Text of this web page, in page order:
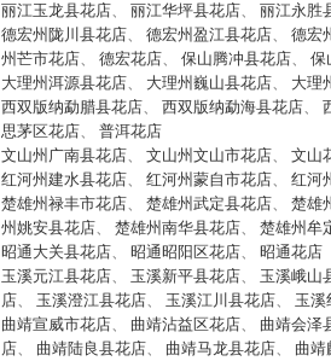
丽江玉龙县花店、 丽江华坪县花店、 丽江永胜
德宏州陇川县花店、 德宏州盈江县花店、 德宏
州芒市花店、 德宏花店、 保山腾冲县花店、 保
大理州洱源县花店、 大理州巍山县花店、 大理
西双版纳勐腊县花店、 西双版纳勐海县花店、
思茅区花店、 普洱花店
文山州广南县花店、 文山州文山市花店、 文山
红河州建水县花店、 红河州蒙自市花店、 红河
楚雄州禄丰市花店、 楚雄州武定县花店、 楚雄
州姚安县花店、 楚雄州南华县花店、 楚雄州牟
昭通大关县花店、 昭通昭阳区花店、 昭通花店
玉溪元江县花店、 玉溪新平县花店、 玉溪峨山
店、 玉溪澄江县花店、 玉溪江川县花店、 玉溪
曲靖宣威市花店、 曲靖沾益区花店、 曲靖会泽
店、 曲靖陆良县花店、 曲靖马龙县花店、 曲靖